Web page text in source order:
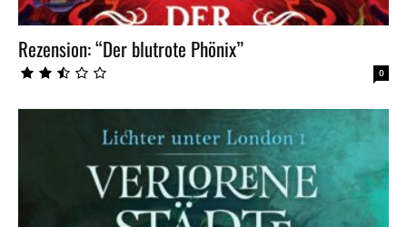
Rezension: “Der blutrote Phönix”
0